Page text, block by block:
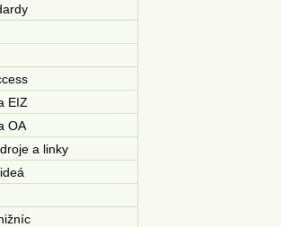
EIZ
OA
a linky